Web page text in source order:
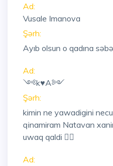
Ad:
Vusale Imanova
Şərh:
Ayıb olsun o qadına
Ad:
༺k♥A༻
Şərh:
kimin ne yawadigini
qinamiram Natavan
uwaq qaldi 🙆‍♀️
Ad: